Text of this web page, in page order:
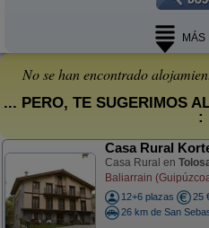
MÁS
No se han encontrado
... PERO, TE SUGERIMOS
:
Casa Rural
Casa Rural en
Baliarrain
12+6 plazas
25
26 km de San